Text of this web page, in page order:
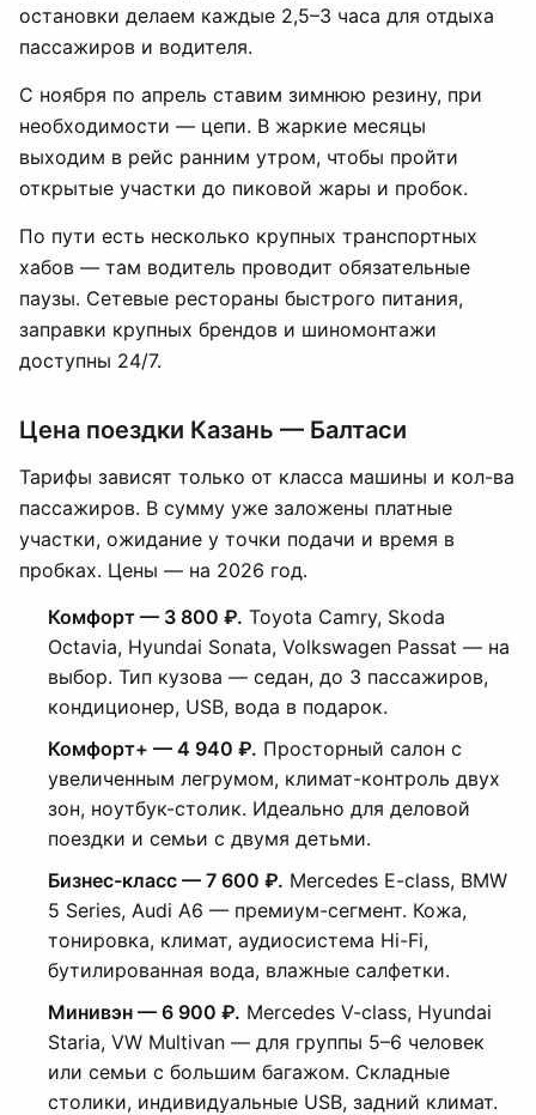
остановки делаем каждые 2,5–3 часа для отдыха
пассажиров и водителя.
С ноября по апрель ставим зимнюю резину, при
необходимости — цепи. В жаркие месяцы
выходим в рейс ранним утром, чтобы пройти
открытые участки до пиковой жары и пробок.
По пути есть несколько крупных транспортных
хабов — там водитель проводит обязательные
паузы. Сетевые рестораны быстрого питания,
заправки крупных брендов и шиномонтажи
доступны 24/7.
Цена поездки Казань — Балтаси
Тарифы зависят только от класса машины и кол-ва
пассажиров. В сумму уже заложены платные
участки, ожидание у точки подачи и время в
пробках. Цены — на 2026 год.
Комфорт — 3 800 ₽. Toyota Camry, Skoda
Octavia, Hyundai Sonata, Volkswagen Passat — на
выбор. Тип кузова — седан, до 3 пассажиров,
кондиционер, USB, вода в подарок.
Комфорт+ — 4 940 ₽. Просторный салон с
увеличенным легрумом, климат-контроль двух
зон, ноутбук-столик. Идеально для деловой
поездки и семьи с двумя детьми.
Бизнес-класс — 7 600 ₽. Mercedes E-class, BMW
5 Series, Audi A6 — премиум-сегмент. Кожа,
тонировка, климат, аудиосистема Hi-Fi,
бутилированная вода, влажные салфетки.
Минивэн — 6 900 ₽. Mercedes V-class, Hyundai
Staria, VW Multivan — для группы 5–6 человек
или семьи с большим багажом. Складные
столики, индивидуальные USB, задний климат.